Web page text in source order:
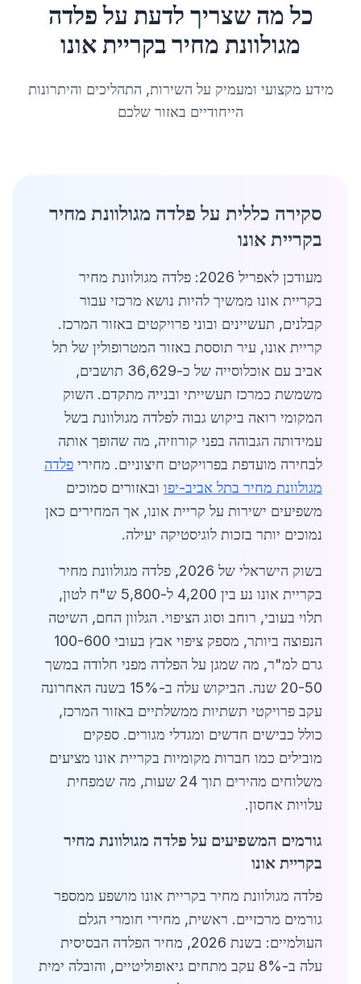
כל מה שצריך לדעת עלפלדה
מגולוונת מחירבקריית אונו
מידע מקצועי ומעמיק על השירות, התהליכים והיתרונות
הייחודיים באזור שלכם
סקירה כללית על פלדה מגולוונת מחיר
בקריית אונו
מעודכן לאפריל 2026: פלדה מגולוונת מחיר
בקריית אונו ממשיך להיות נושא מרכזי עבור
קבלנים, תעשיינים ובוני פרויקטים באזור המרכז.
קריית אונו, עיר תוססת באזור המטרופולין של תל
אביב עם אוכלוסייה של כ-36,629 תושבים,
משמשת כמרכז תעשייתי ובנייה מתקדם. השוק
המקומי רואה ביקוש גבוה לפלדה מגולוונת בשל
עמידותה הגבוהה בפני קורוזיה, מה שהופך אותה
לבחירה מועדפת בפרויקטים חיצוניים. מחירי פלדה
מגולוונת מחיר בתל אביב-יפו ובאזורים סמוכים
משפיעים ישירות על קריית אונו, אך המחירים כאן
נמוכים יותר בזכות לוגיסטיקה יעילה.
בשוק הישראלי של 2026, פלדה מגולוונת מחיר
בקריית אונו נע בין 4,200 ל-5,800 ש"ח לטון,
תלוי בעובי, רוחב וסוג הציפוי. הגלוון החם, השיטה
הנפוצה ביותר, מספק ציפוי אבץ בעובי 100-600
גרם למ"ר, מה שמגן על הפלדה מפני חלודה במשך
20-50 שנה. הביקוש עלה ב-15% בשנה האחרונה
עקב פרויקטי תשתיות ממשלתיים באזור המרכז,
כולל כבישים חדשים ומגדלי מגורים. ספקים
מובילים כמו חברות מקומיות בקריית אונו מציעים
משלוחים מהירים תוך 24 שעות, מה שמפחית
עלויות אחסון.
גורמים המשפיעים על פלדה מגולוונת מחיר
בקריית אונו
פלדה מגולוונת מחיר בקריית אונו מושפע ממספר
גורמים מרכזיים. ראשית, מחירי חומרי הגלם
העולמיים: בשנת 2026, מחיר הפלדה הבסיסית
עלה ב-8% עקב מתחים גיאופוליטיים, והובלה ימית